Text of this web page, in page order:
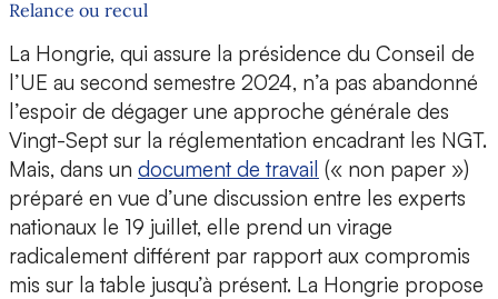
Relance ou recul
La Hongrie, qui assure la présidence du Conseil de
l’UE au second semestre 2024, n’a pas abandonné
l’espoir de dégager une approche générale des
Vingt-Sept sur la réglementation encadrant les NGT.
Mais, dans un document de travail (« non paper »)
préparé en vue d’une discussion entre les experts
nationaux le 19 juillet, elle prend un virage
radicalement différent par rapport aux compromis
mis sur la table jusqu’à présent. La Hongrie propose